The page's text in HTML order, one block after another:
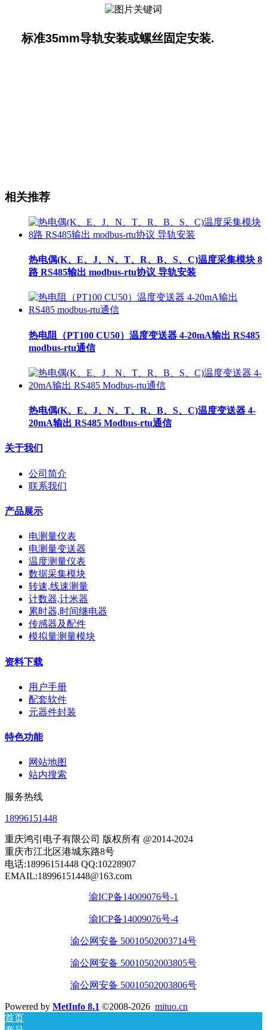
标准35mm导轨安装或螺丝固定安装.
相关推荐
热电偶(K、E、J、N、T、R、B、S、C)温度采集模块 8
路 RS485输出 modbus-rtu协议 导轨安装
热电阻（PT100 CU50）温度变送器 4-20mA输出 RS485
modbus-rtu通信
热电偶(K、E、J、N、T、R、B、S、C)温度变送器 4-
20mA输出 RS485 Modbus-rtu通信
关于我们
公司简介
联系我们
产品展示
电测量仪表
电测量变送器
温度测量仪表
数据采集模块
转速,线速测量
计数器,计米器
累时器,时间继电器
传感器及配件
模拟量测量模块
资料下载
用户手册
配套软件
元器件封装
特色功能
网站地图
站内搜索
服务热线
18996151448
重庆鸿引电子有限公司 版权所有 @2014-2024
重庆市江北区港城东路8号
电话:18996151448 QQ:10228907
EMAIL:18996151448@163.com
渝ICP备14009076号-1
渝ICP备14009076号-4
渝公网安备 50010502003714号
渝公网安备 50010502003805号
渝公网安备 50010502003806号
Powered by MetInfo 8.1 ©2008-2026 mituo.cn
首页